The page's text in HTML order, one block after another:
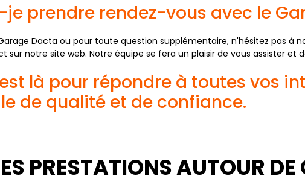
prendre rendez-vous avec le
Dacta ou pour toute question supplémentaire, n'hésitez pas
notre site web. Notre équipe se fera un plaisir de vous assister et
là pour répondre à toutes vos
de qualité et de confiance.
PRESTATIONS AUTOUR